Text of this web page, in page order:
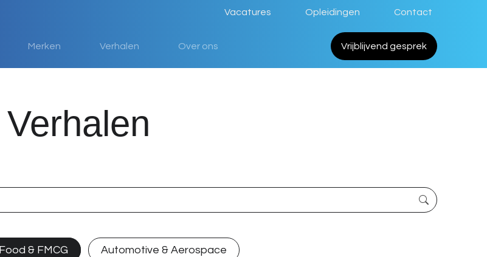
Vacatures Opleidingen Contact
Merken Verhalen Over ons Vrijblijvend gesprek
Verhalen
Food & FMCG Automotive & Aerospace